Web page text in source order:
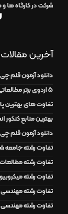
شرکت در کارگاه ها
آخرین
دانلود آزمون قلم چی 26 بهمن 1403
۵ اردوی برتر مطالعاتی نوروزی برای کنکوری ها
تفاوت های بهترین
بهترین منابع کنکور
دانلود آزمون قلم چی 2 آذر 1403
تفاوت رشته جامعه
تفاوت رشته
تفاوت رشته
تفاوت رشته مهندسی
تفاوت رشته مهندسی